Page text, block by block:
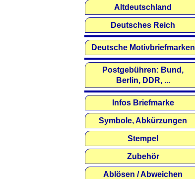
Altdeutschland
Deutsches Reich
Deutsche Motivbriefmarken
Postgebühren: Bund,
Berlin, DDR, ...
Infos Briefmarke
Symbole, Abkürzungen
Stempel
Zubehör
Ablösen / Abweichen